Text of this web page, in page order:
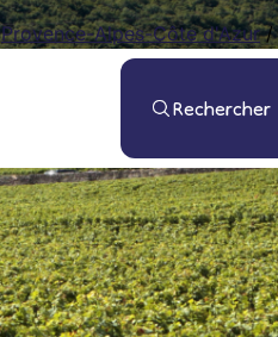
Provence-Alpes-Côte d'Azur /
Rechercher